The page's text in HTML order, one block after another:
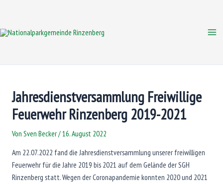
springen
Jahresdienstversammlung Freiwillige
Feuerwehr Rinzenberg 2019-2021
Von Sven Becker/16. August 2022
Am 22.07.2022 fand die Jahresdienstversammlung unserer freiwilligen
Feuerwehr für die Jahre 2019 bis 2021 auf dem Gelände der SGH
Rinzenberg statt. Wegen der Coronapandemie konnten 2020 und 2021